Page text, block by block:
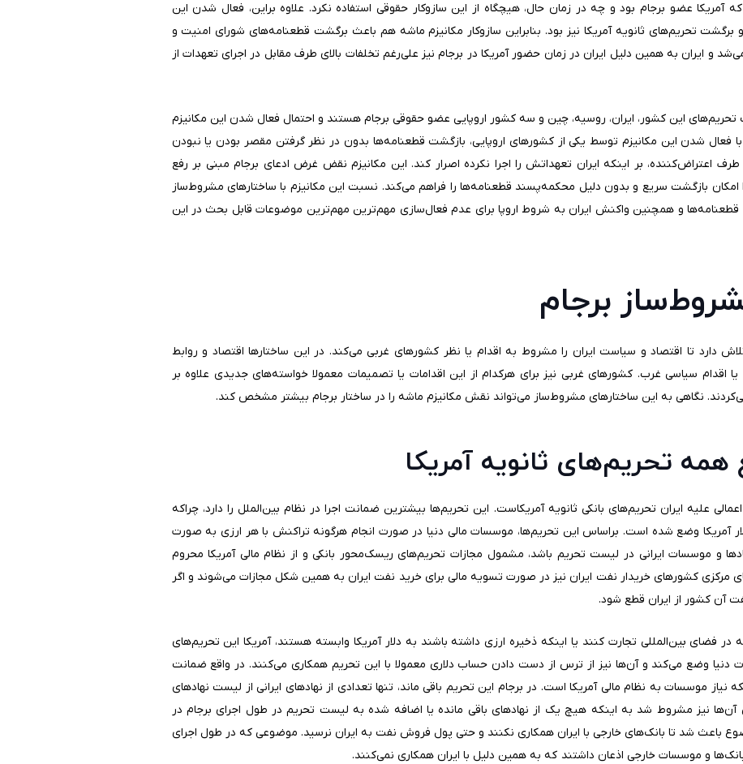
آمریکا عضو برجام بود و چه در زمان حال، هیچگاه از این سازوکار حقوقی استفاده نکرد. علاوه براین، فعال شدن این
و برگشت تحریم‌های ثانویه آمریکا نیز بود. بنابراین سازوکار مکانیزم ماشه هم باعث برگشت قطعنامه‌های شورای امنیت و
و ایران به همین دلیل ایران در زمان حضور آمریکا در برجام نیز علی‌رغم تخلفات بالای طرف‌ مقابل در اجرای تعهدات از
تحریم‌های این کشور، ایران، روسیه، چین و سه کشور اروپایی عضو حقوقی برجام هستند و احتمال فعال شدن این مکانیزم
فعال شدن این مکانیزم توسط یکی از کشورهای اروپایی، بازگشت قطعنامه‌ها بدون در نظر گرفتن مقصر بودن یا نبودن
اعتراض‌کننده، بر اینکه ایران تعهداتش را اجرا نکرده اصرار کند. این مکانیزم نقض غرض ادعای برجام مبنی بر رفع
بازگشت سریع و بدون دلیل محکمه‌پسند قطعنامه‌ها را فراهم می‌کند. نسبت این مکانیزم با ساختارهای مشروط‌ساز
قطعنامه‌ها و همچنین واکنش ایران به شروط اروپا برای عدم فعال‌سازی مهم‌ترین مهم‌ترین موضوعات قابل بحث در این
برجام
دارد تا اقتصاد و سیاست ایران را مشروط به اقدام یا نظر کشورهای غربی می‌کند. در این ساختارها اقتصاد و روابط
اقدام سیاسی غرب. کشورهای غربی نیز برای هرکدام از این اقدامات یا تصمیمات معمولا خواسته‌های جدیدی علاوه بر
نگاهی به این ساختارهای مشروط‌ساز می‌تواند نقش مکانیزم ماشه را در ساختار برجام بیشتر مشخص کند.
تحریم‌های ثانویه آمریکا
علیه ایران تحریم‌های بانکی ثانویه آمریکاست. این تحریم‌ها بیشترین ضمانت اجرا در نظام بین‌الملل را دارد، چراکه
آمریکا وضع شده است. براساس این تحریم‌ها، موسسات مالی دنیا در صورت انجام هرگونه تراکنش با هر ارزی به صورت
و موسسات ایرانی در لیست تحریم باشد، مشمول مجازات تحریم‌های ریسک‌محور بانکی و از نظام مالی آمریکا محروم
کشورهای خریدار نفت ایران نیز در صورت تسویه مالی برای خرید نفت ایران به همین شکل مجازات می‌شوند و اگر
آن کشور از ایران قطع شود.
در فضای بین‌المللی تجارت کنند یا اینکه ذخیره ارزی داشته باشند به دلار آمریکا وابسته هستند، آمریکا این تحریم‌های
دنیا وضع می‌کند و آن‌ها نیز از ترس از دست دادن حساب دلاری معمولا با این تحریم همکاری می‌کنند. در واقع ضمانت
موسسات به نظام مالی آمریکا است. در برجام این تحریم‌ باقی ماند، تنها تعدادی از نهادهای ایرانی از لیست نهادهای
آن‌ها نیز مشروط شد به اینکه هیچ یک از نهادهای باقی مانده یا اضافه شده به لیست تحریم در طول اجرای برجام در
باعث شد تا بانک‌های خارجی با ایران همکاری نکنند و حتی پول فروش نفت به ایران نرسید. موضوعی که در طول اجرای
بانک‌ها و موسسات خارجی اذعان داشتند که به همین دلیل با ایران همکاری نمی‌کنند.